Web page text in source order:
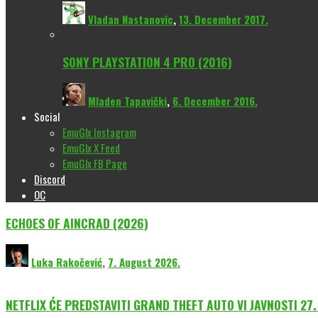
Vladan Nastanovic,13. December 2017.
SONY PLAYSTATION 4 PRO (2016)
Mladen Tapavički, 6. December 2016.
Social
EmuGlx Instagram
EmuGlx X Feed
EmuGlx FB Page
Discord
OC
ECHOES OF AINCRAD (2026)
Luka Rakočević, 7. August 2026.
NETFLIX ĆE PREDSTAVITI GRAND THEFT AUTO VI JAVNOSTI